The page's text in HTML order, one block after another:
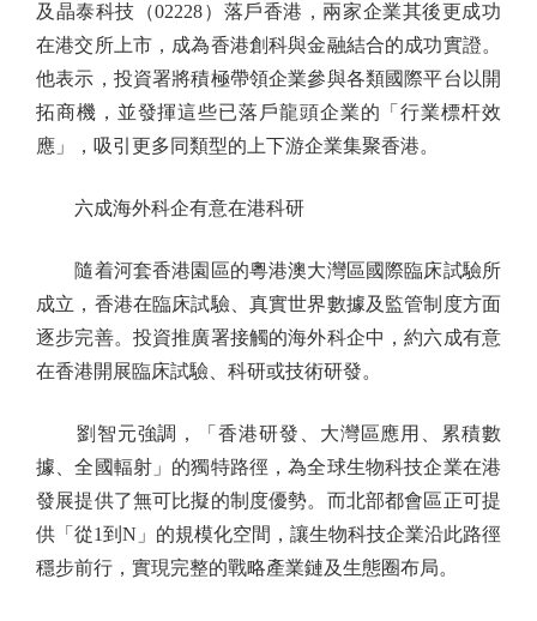
及晶泰科技（02228）落戶香港，兩家企業其後更成功
在港交所上市，成為香港創科與金融結合的成功實證。
他表示，投資署將積極帶領企業參與各類國際平台以開
拓商機，並發揮這些已落戶龍頭企業的「行業標杆效
應」，吸引更多同類型的上下游企業集聚香港。
六成海外科企有意在港科研
隨着河套香港園區的粵港澳大灣區國際臨床試驗所
成立，香港在臨床試驗、真實世界數據及監管制度方面
逐步完善。投資推廣署接觸的海外科企中，約六成有意
在香港開展臨床試驗、科研或技術研發。
劉智元強調，「香港研發、大灣區應用、累積數
據、全國輻射」的獨特路徑，為全球生物科技企業在港
發展提供了無可比擬的制度優勢。而北部都會區正可提
供「從1到N」的規模化空間，讓生物科技企業沿此路徑
穩步前行，實現完整的戰略產業鏈及生態圈布局。